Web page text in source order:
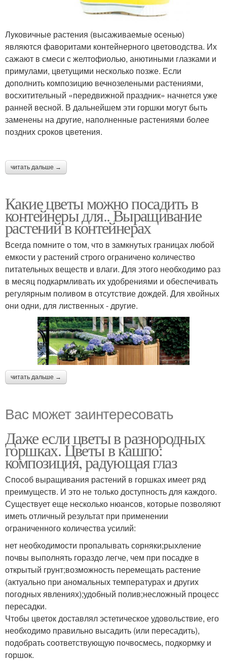
Луковичные растения (высаживаемые осенью)
являются фаворитами контейнерного цветоводства. Их
сажают в смеси с желтофиолью, анютиными глазками и
примулами, цветущими несколько позже. Если
дополнить композицию вечнозелеными растениями,
восхитительный «передвижной праздник» начнется уже
ранней весной. В дальнейшем эти горшки могут быть
заменены на другие, наполненные растениями более
поздних сроков цветения.
читать дальше →
Какие цветы можно посадить в
контейнеры для.. Выращивание
растений в контейнерах
Всегда помните о том, что в замкнутых границах любой
емкости у растений строго ограничено количество
питательных веществ и влаги. Для этого необходимо раз
в месяц подкармливать их удобрениями и обеспечивать
регулярным поливом в отсутствие дождей. Для хвойных
они одни, для лиственных - другие.
читать дальше →
Вас может заинтересовать
Даже если цветы в разнородных
горшках. Цветы в кашпо:
композиция, радующая глаз
Способ выращивания растений в горшках имеет ряд
преимуществ. И это не только доступность для каждого.
Существует еще несколько нюансов, которые позволяют
иметь отличный результат при применении
ограниченного количества усилий:
нет необходимости пропалывать сорняки;рыхление
почвы выполнять гораздо легче, чем при посадке в
открытый грунт;возможность перемещать растение
(актуально при аномальных температурах и других
погодных явлениях);удобный полив;несложный процесс
пересадки.
Чтобы цветок доставлял эстетическое удовольствие, его
необходимо правильно высадить (или пересадить),
подобрать соответствующую почвосмесь, подкормку и
горшок.